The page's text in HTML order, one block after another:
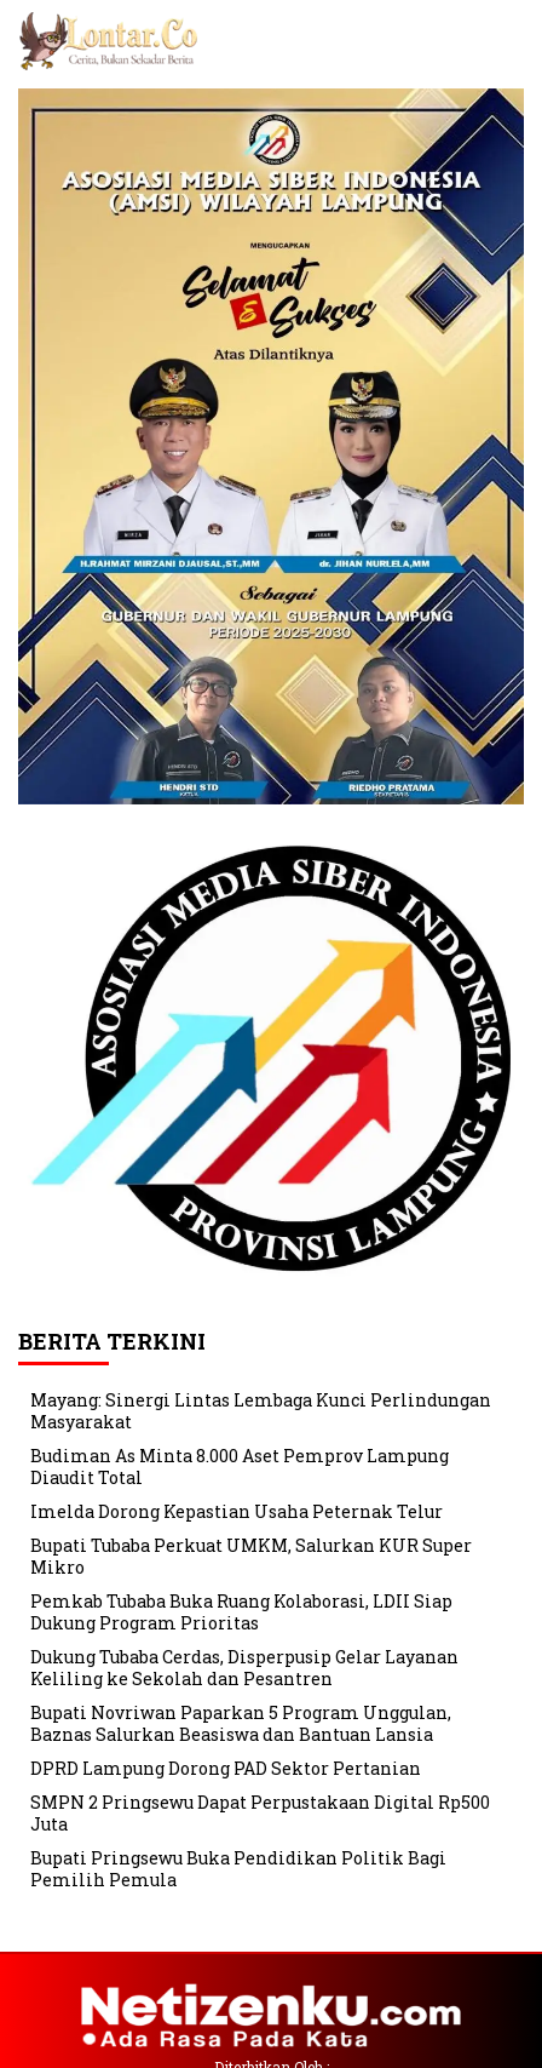
BERITA TERKINI
Mayang: Sinergi Lintas Lembaga Kunci Perlindungan
Masyarakat
Budiman As Minta 8.000 Aset Pemprov Lampung
Diaudit Total
Imelda Dorong Kepastian Usaha Peternak Telur
Bupati Tubaba Perkuat UMKM, Salurkan KUR Super
Mikro
Pemkab Tubaba Buka Ruang Kolaborasi, LDII Siap
Dukung Program Prioritas
Dukung Tubaba Cerdas, Disperpusip Gelar Layanan
Keliling ke Sekolah dan Pesantren
Bupati Novriwan Paparkan 5 Program Unggulan,
Baznas Salurkan Beasiswa dan Bantuan Lansia
DPRD Lampung Dorong PAD Sektor Pertanian
SMPN 2 Pringsewu Dapat Perpustakaan Digital Rp500
Juta
Bupati Pringsewu Buka Pendidikan Politik Bagi
Pemilih Pemula